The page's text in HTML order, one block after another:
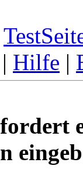
| Hilfe |